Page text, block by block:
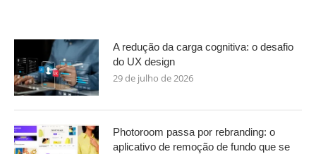
A redução da carga cognitiva: o desafio
do UX design
29 de julho de 2026
Photoroom passa por rebranding: o
aplicativo de remoção de fundo que se